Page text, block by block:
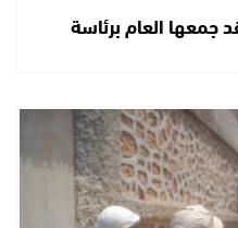
جمعها العام برئاسة